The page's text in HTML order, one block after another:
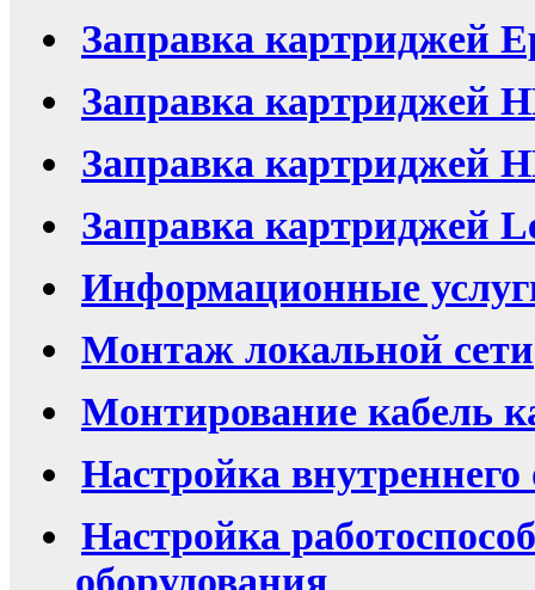
Заправка картриджей
Заправка картриджей
Заправка картриджей
Заправка картриджей
Информационные
Монтаж локальной сети
Монтирование кабель
Настройка внутреннего
Настройка
оборудования